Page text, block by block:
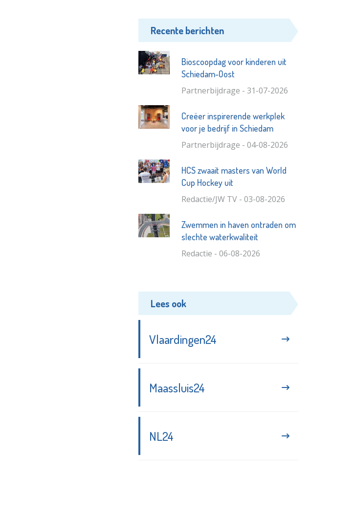
Recente berichten
Bioscoopdag voor kinderen uit
Schiedam-Oost
Partnerbijdrage - 31-07-2026
Creëer inspirerende werkplek
voor je bedrijf in Schiedam
Partnerbijdrage - 04-08-2026
HCS zwaait masters van World
Cup Hockey uit
Redactie/JW TV - 03-08-2026
Zwemmen in haven ontraden om
slechte waterkwaliteit
Redactie - 06-08-2026
Lees ook
Vlaardingen24
Maassluis24
NL24